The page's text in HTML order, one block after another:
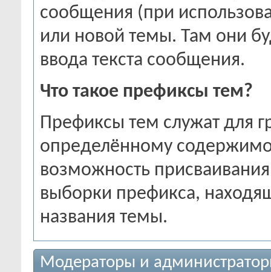
сообщения (при
или новой темы. Там они
ввода текста сообщения.
Что такое префиксы тем?
Префиксы тем служат для
определённому
возможность
выборки префикса,
названия темы.
Модераторы и